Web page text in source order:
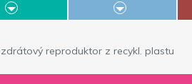
reproduktor z recykl. plastu